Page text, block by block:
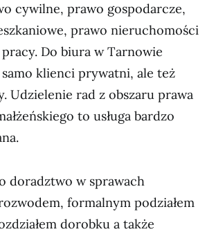
cywilne, prawo gospodarcze,
prawo nieruchomości
Do biura w Tarnowie
klienci prywatni, ale też
Udzielenie rad z obszaru prawa
to usługa bardzo
doradztwo w sprawach
formalnym podziałem
dorobku a także